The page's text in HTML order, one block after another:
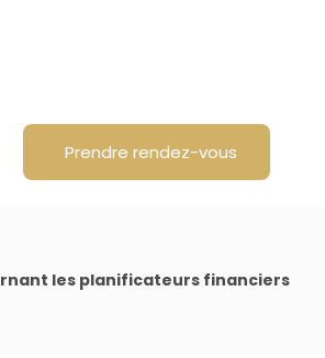
Prendre rendez-vous
les planificateurs financiers